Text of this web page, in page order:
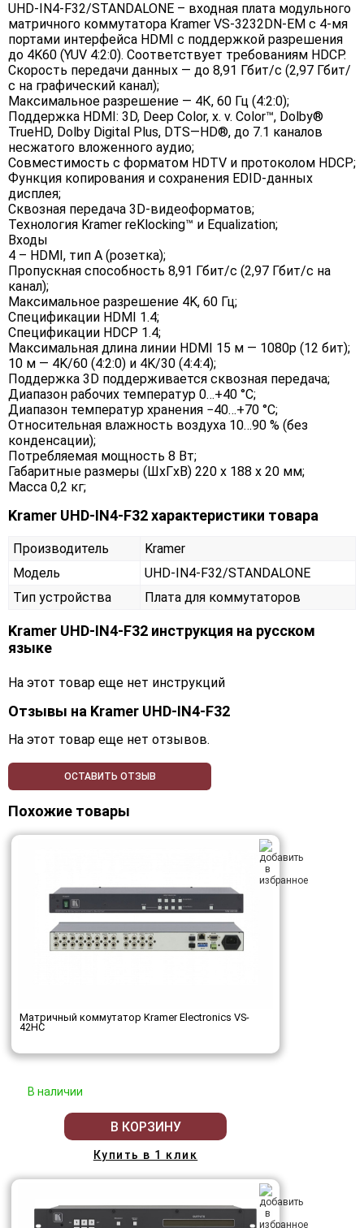
UHD-IN4-F32/STANDALONE – входная плата модульного
матричного коммутатора Kramer VS-3232DN-EM с 4-мя
портами интерфейса HDMI с поддержкой разрешения
до 4K60 (YUV 4:2:0). Соответствует требованиям HDCP.
Скорость передачи данных — до 8,91 Гбит/с (2,97 Гбит/
с на графический канал);
Максимальное разрешение — 4К, 60 Гц (4:2:0);
Поддержка HDMI: 3D, Deep Color, x. v. Color™, Dolby®
TrueHD, Dolby Digital Plus, DTS—HD®, до 7.1 каналов
несжатого вложенного аудио;
Совместимость с форматом HDTV и протоколом HDCP;
Функция копирования и сохранения EDID-данных
дисплея;
Сквозная передача 3D-видеоформатов;
Технология Kramer reKlocking™ и Equalization;
Входы
4 – HDMI, тип А (розетка);
Пропускная способность 8,91 Гбит/с (2,97 Гбит/с на
канал);
Максимальное разрешение 4K, 60 Гц;
Спецификации HDMI 1.4;
Спецификации HDCP 1.4;
Максимальная длина линии HDMI 15 м — 1080p (12 бит);
10 м — 4K/60 (4:2:0) и 4K/30 (4:4:4);
Поддержка 3D поддерживается сквозная передача;
Диапазон рабочих температур 0…+40 °C;
Диапазон температур хранения −40…+70 °C;
Относительная влажность воздуха 10…90 % (без
конденсации);
Потребляемая мощность 8 Вт;
Габаритные размеры (ШxГxВ) 220 x 188 x 20 мм;
Масса 0,2 кг;
Kramer UHD-IN4-F32 характеристики товара
Производитель
Kramer
Модель
UHD-IN4-F32/STANDALONE
Тип устройства
Плата для коммутаторов
Kramer UHD-IN4-F32 инструкция на русском
языке
На этот товар еще нет инструкций
Отзывы на Kramer UHD-IN4-F32
На этот товар еще нет отзывов.
ОСТАВИТЬ ОТЗЫВ
Похожие товары
Матричный коммутатор Kramer Electronics VS-
42HC
В наличии
В КОРЗИНУ
Купить в 1 клик